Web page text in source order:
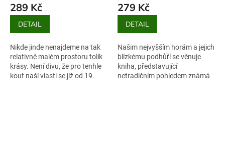
289 Kč
DETAIL
Nikde jinde nenajdeme na tak
relativně malém prostoru tolik
krásy. Není divu, že pro tenhle
kout naší vlasti se již od 19.
století ujal název Český ráj. Je
279 Kč
DETAIL
Našim nejvyšším horám a jejich
blízkému podhůří se věnuje
kniha, představující
netradičním pohledem známá
a objevující „neznámá“ místa.